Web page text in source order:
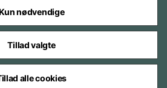
under Forsvarsministeriet
nødvendige
Tillad valgte
alle cookies